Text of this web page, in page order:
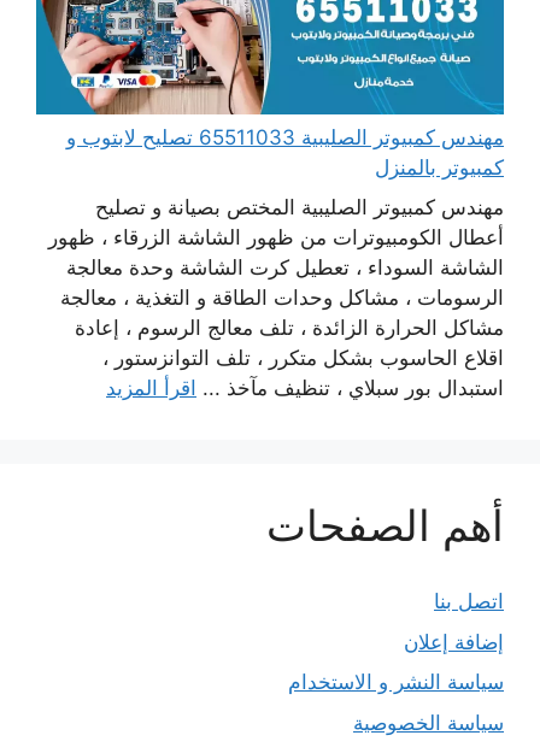
مهندس كمبيوتر الصليبية 65511033 تصليح لابتوب و
كمبيوتر بالمنزل
مهندس كمبيوتر الصليبية المختص بصيانة و تصليح
أعطال الكومبيوترات من ظهور الشاشة الزرقاء ، ظهور
الشاشة السوداء ، تعطيل كرت الشاشة وحدة معالجة
الرسومات ، مشاكل وحدات الطاقة و التغذية ، معالجة
مشاكل الحرارة الزائدة ، تلف معالج الرسوم ، إعادة
اقلاع الحاسوب بشكل متكرر ، تلف التوانزستور ،
استبدال بور سبلاي ، تنظيف مآخذ ... اقرأ المزيد
أهم الصفحات
اتصل بنا
إضافة إعلان
سياسة النشر و الاستخدام
سياسة الخصوصية